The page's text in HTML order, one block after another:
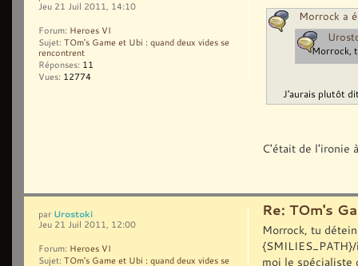
Morrock a
Morrock,
J'aurais plutôt
C'était de l'ironie
Jeu 21 Juil 2011, 14:10
Forum: Heroes VI
Sujet: TOm's Game et Ubi : quand deux vides se
rencontrent
Réponses: 11
Vues: 12774
Re: TOm's
Morrock, tu
moi le
par Urostoki
Jeu 21 Juil 2011, 12:00
Forum: Heroes VI
Sujet: TOm's Game et Ubi : quand deux vides se